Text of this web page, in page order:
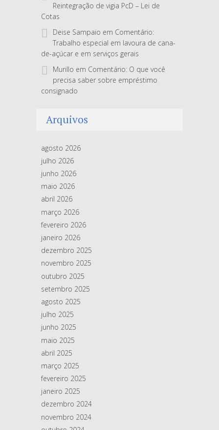
Reintegração de vigia PcD – Lei de
Cotas
Deise Sampaio em Comentário:
Trabalho especial em lavoura de cana-
de-açúcar e em serviços gerais
Murillo em Comentário: O que você
precisa saber sobre empréstimo
consignado
Arquivos
agosto 2026
julho 2026
junho 2026
maio 2026
abril 2026
março 2026
fevereiro 2026
janeiro 2026
dezembro 2025
novembro 2025
outubro 2025
setembro 2025
agosto 2025
julho 2025
junho 2025
maio 2025
abril 2025
março 2025
fevereiro 2025
janeiro 2025
dezembro 2024
novembro 2024